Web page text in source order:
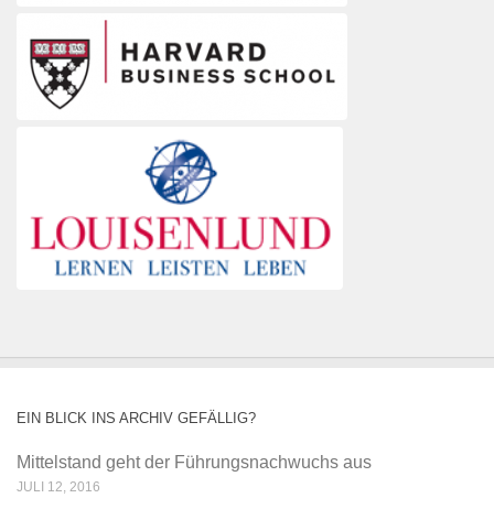
EIN BLICK INS ARCHIV GEFÄLLIG?
Mittelstand geht der Führungsnachwuchs aus
JULI 12, 2016